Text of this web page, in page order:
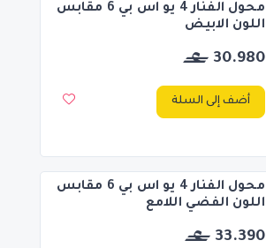
محول الفنار 4 يو اس بي 6 مقابس
اللون الابيض
30.980
أضف إلى السلة
محول الفنار 4 يو اس بي 6 مقابس
اللون الفضي اللامع
33.390